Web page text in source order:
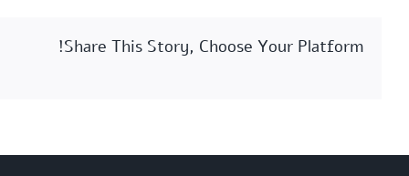
Share This Story, Choose Your Platform!